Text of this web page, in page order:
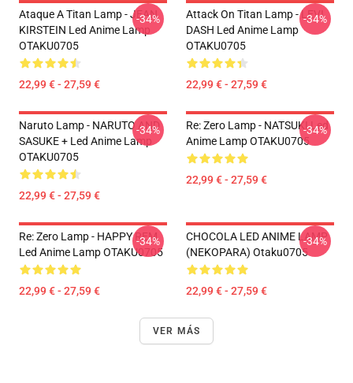
Ataque A Titan Lamp - JEAN
KIRSTEIN Led Anime Lamp
OTAKU0705
22,99 € - 27,59 €
-34%
Attack On Titan Lamp - LEVI
DASH Led Anime Lamp
OTAKU0705
22,99 € - 27,59 €
-34%
Naruto Lamp - NARUTO AND
SASUKE + Led Anime Lamp
OTAKU0705
22,99 € - 27,59 €
-34%
Re: Zero Lamp - NATSUKI Led
Anime Lamp OTAKU0705
22,99 € - 27,59 €
-34%
Re: Zero Lamp - HAPPY REM
Led Anime Lamp OTAKU0705
22,99 € - 27,59 €
-34%
CHOCOLA LED ANIME LAMP
(NEKOPARA) Otaku0705
22,99 € - 27,59 €
-34%
VER MÁS